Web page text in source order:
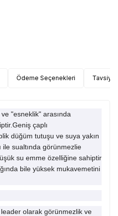
Ödeme Seçenekleri Tavsiye
"esneklik" arasında
çaplı
düğüm tutuşu ve suya yakın
ile sualtında görünmezlie
su emme özelliğine sahiptir
bile yüksek mukavemetini
olarak görünmezlik ve